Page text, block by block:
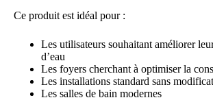
Ce produit est idéal pour :
Les utilisateurs souhaitant améliorer
d’eau
Les foyers cherchant à optimiser la
Les installations standard sans
Les salles de bain modernes